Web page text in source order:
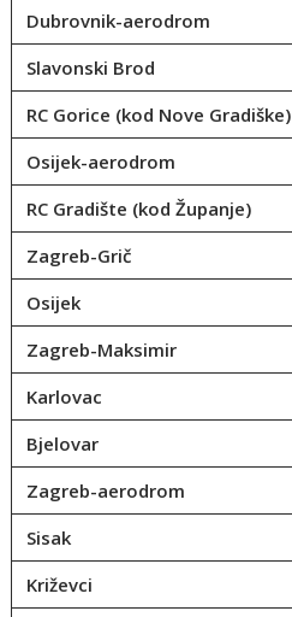
Dubrovnik-aerodrom
Slavonski Brod
RC Gorice (kod Nove Gradiške)
Osijek-aerodrom
RC Gradište (kod Županje)
Zagreb-Grič
Osijek
Zagreb-Maksimir
Karlovac
Bjelovar
Zagreb-aerodrom
Sisak
Križevci